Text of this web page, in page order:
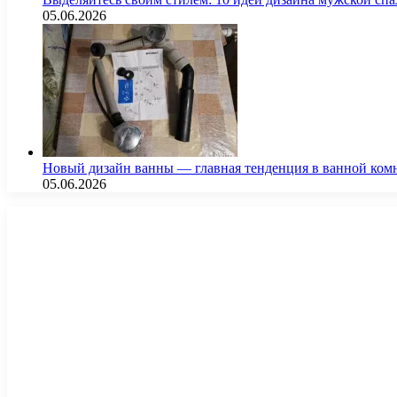
05.06.2026
Новый дизайн ванны — главная тенденция в ванной
05.06.2026